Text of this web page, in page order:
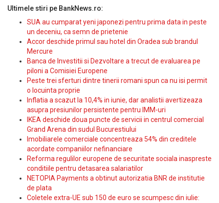
Ultimele stiri pe BankNews.ro:
SUA au cumparat yeni japonezi pentru prima data in peste
un deceniu, ca semn de prietenie
Accor deschide primul sau hotel din Oradea sub brandul
Mercure
Banca de Investitii si Dezvoltare a trecut de evaluarea pe
piloni a Comisiei Europene
Peste trei sferturi dintre tinerii romani spun ca nu isi permit
o locuinta proprie
Inflatia a scazut la 10,4% in iunie, dar analistii avertizeaza
asupra presiunilor persistente pentru IMM-uri
IKEA deschide doua puncte de servicii in centrul comercial
Grand Arena din sudul Bucurestiului
Imobiliarele comerciale concentreaza 54% din creditele
acordate companiilor nefinanciare
Reforma regulilor europene de securitate sociala inaspreste
conditiile pentru detasarea salariatilor
NETOPIA Payments a obtinut autorizatia BNR de institutie
de plata
Coletele extra-UE sub 150 de euro se scumpesc din iulie: